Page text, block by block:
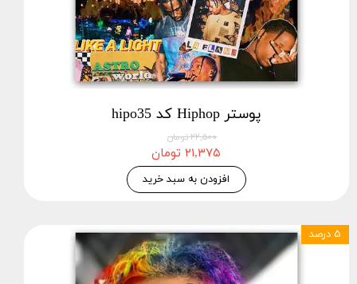
پوستر Hiphop کد hipo35
۲۲,۵۰۰ تومان
۲۱,۳۷۵ تومان
افزودن به سبد خرید
۵ درصد